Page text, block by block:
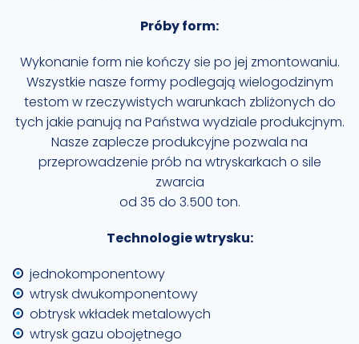
Próby form:
Wykonanie form nie kończy sie po jej zmontowaniu.
Wszystkie nasze formy podlegają wielogodzinym
testom w rzeczywistych warunkach zbliżonych do
tych jakie panują na Państwa wydziale produkcjnym.
Nasze zaplecze produkcyjne pozwala na
przeprowadzenie prób na wtryskarkach o sile
zwarcia
od 35 do 3.500 ton.
Technologie wtrysku:
jednokomponentowy
wtrysk dwukomponentowy
obtrysk wkładek metalowych
wtrysk gazu obojętnego